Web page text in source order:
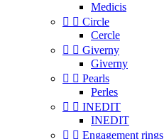
Medicis
  Circle
Cercle
  Giverny
Giverny
  Pearls
Perles
  INEDIT
INEDIT
  Engagement rings